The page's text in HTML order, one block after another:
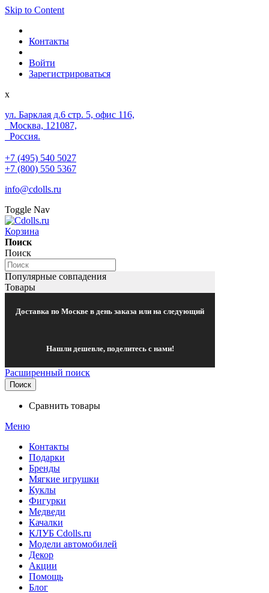
Skip to Content
Контакты
Войти
Зарегистрироваться
x
ул. Барклая д.6 стр. 5, офис 116,
Москва, 121087,
Россия.
+7 (495) 540 5027
+7 (800) 550 5367
info@cdolls.ru
Toggle Nav
Корзина
Поиск
Поиск
Популярные совпадения
Товары
Доставка по Москве в день заказа или на следующий
Нашли дешевле, поделитесь с нами!
Расширенный поиск
Поиск
Сравнить товары
Меню
Контакты
Подарки
Бренды
Мягкие игрушки
Куклы
Фигурки
Медведи
Качалки
КЛУБ Cdolls.ru
Модели автомобилей
Декор
Акции
Помощь
Блог